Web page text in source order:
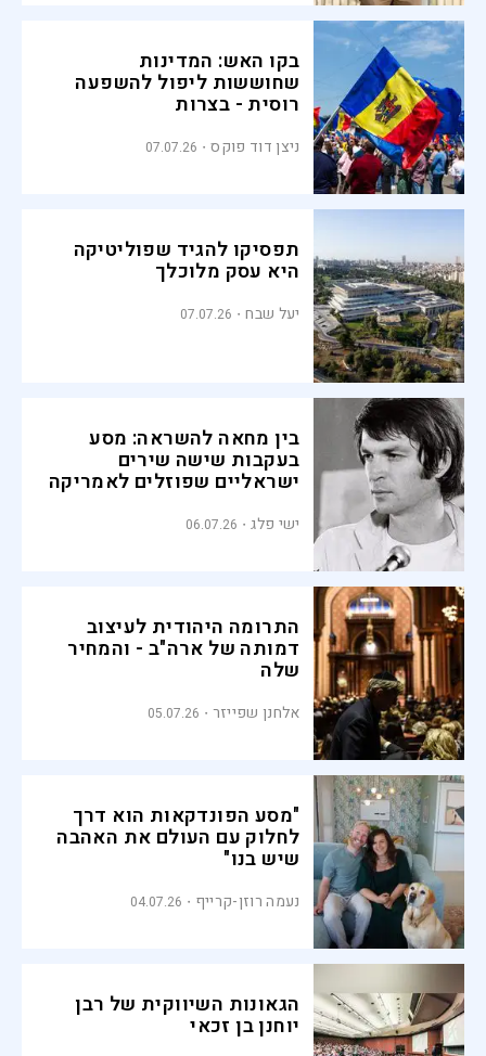
בקו האש: המדינות
שחוששות ליפול להשפעה
רוסית - בצרות
ניצן דוד פוקס 07.07.26
תפסיקו להגיד שפוליטיקה
היא עסק מלוכלך
יעל שבח 07.07.26
בין מחאה להשראה: מסע
בעקבות שישה שירים
ישראליים שפוזלים לאמריקה
ישי פלג 06.07.26
התרומה היהודית לעיצוב
דמותה של ארה"ב - והמחיר
שלה
אלחנן שפייזר 05.07.26
"מסע הפונדקאות הוא דרך
לחלוק עם העולם את האהבה
שיש בנו"
נעמה רוזן-קרייף 04.07.26
הגאונות השיווקית של רבן
יוחנן בן זכאי